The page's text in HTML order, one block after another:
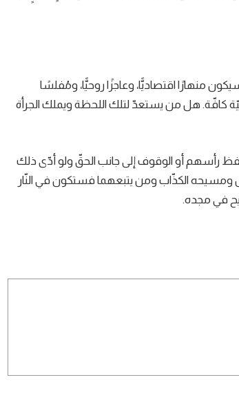
منهارًا اقتصاديًّا، وعاجزًا روحيًّا، ومُفلسًا
كافّة. هل من يستعدّ لتلك اللحظة ويملك الجرأة
رأسهم أو الوقوف إلى جانب الحقّ ولو أدّى ذلك
ومسيحه الكذّاب ومن يتبعهما فستكون في النّار
في مجده.